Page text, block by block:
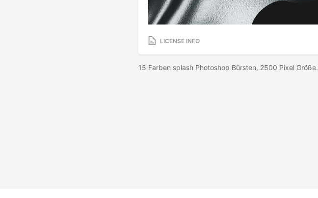
LICENSE INFO
15 Farben splash Photoshop Bürsten, 2500 Pixel Größe.